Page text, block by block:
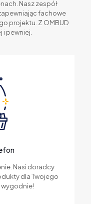
Nasz zespół
fachowe
projektu. Z OMBUD
pewniej.
Nasi doradcy
dla Twojego
wygodnie!